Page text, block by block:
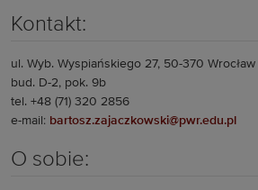
Kontakt:
ul. Wyb. Wyspiańskiego 27, 50-370 Wrocław
bud. D-2, pok. 9b
tel. +48 (71) 320 2856
e-mail: bartosz.zajaczkowski@pwr.edu.pl
O sobie: